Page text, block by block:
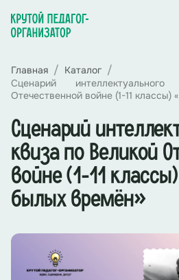
Главная
Каталог
Сценарий
Отечественной войне (1-11
Сценарий
квиза по Великой
войне (1-11
былых времён»